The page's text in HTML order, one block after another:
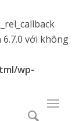
với không
wp-